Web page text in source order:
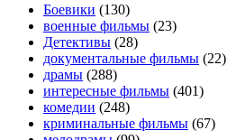
Боевики (130)
военные фильмы (23)
Детективы (28)
документальные фильмы (22)
драмы (288)
интересные фильмы (401)
комедии (248)
криминальные фильмы (67)